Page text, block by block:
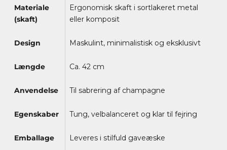
Materiale
(skaft)
Ergonomisk skaft i sortlakeret metal
eller komposit
Design Maskulint, minimalistisk og eksklusivt
Længde Ca. 42 cm
Anvendelse Til sabrering af champagne
Egenskaber Tung, velbalanceret og klar til fejring
Emballage Leveres i stilfuld gaveæske